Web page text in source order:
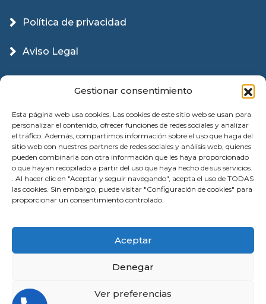
Gestionar consentimiento
Esta página web usa cookies. Las cookies de este sitio web se usan para
personalizar el contenido, ofrecer funciones de redes sociales y analizar
el tráfico. Además, compartimos información sobre el uso que haga del
sitio web con nuestros partners de redes sociales y análisis web, quienes
pueden combinarla con otra información que les haya proporcionado
o que hayan recopilado a partir del uso que haya hecho de sus servicios.
. Al hacer clic en "Aceptar y seguir navegando", acepta el uso de TODAS
las cookies. Sin embargo, puede visitar "Configuración de cookies" para
proporcionar un consentimiento controlado.
Aceptar
Denegar
Ver preferencias
Política de privacidad
Aviso Legal
© 2026 Instalación Puertas Garaje Valencia |
Reparación | All Rights Reserved